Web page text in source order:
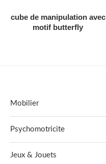
AJOUTER AU DEVIS
cube de manipulation avec
motif butterfly
Mobilier
Psychomotricite
Jeux & Jouets